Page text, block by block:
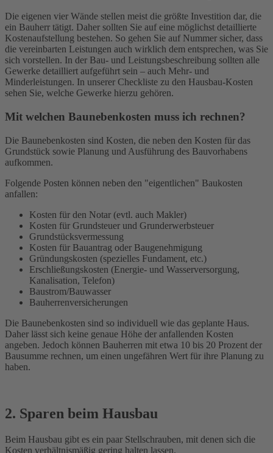
Die eigenen vier Wände stellen meist die größte Investition dar, die
ein Bauherr tätigt. Daher sollten Sie auf eine möglichst detaillierte
Kostenaufstellung bestehen. So gehen Sie auf Nummer sicher, dass
die vereinbarten Leistungen auch wirklich dem entsprechen, was Sie
sich vorstellen. In der Bau- und Leistungsbeschreibung sollten alle
Gewerke detailliert aufgeführt sein – auch Mehr- und
Minderleistungen. In unserer Checkliste zu den Hausbau-Kosten
sehen Sie, welche Gewerke hierzu gehören.
Mit welchen Baunebenkosten muss ich rechnen?
Die Baunebenkosten sind Kosten, die neben den Kosten für das
Grundstück sowie Planung und Ausführung des Bauvorhabens
aufkommen.
Folgende Posten können neben den "eigentlichen" Baukosten
anfallen:
Kosten für den Notar (evtl. auch Makler)
Kosten für Grundsteuer und Grunderwerbsteuer
Grundstücksvermessung
Kosten für Bauantrag oder Baugenehmigung
Gründungskosten (spezielles Fundament, etc.)
Erschließungskosten (Energie- und Wasserversorgung,
Kanalisation, Telefon)
Baustrom/Bauwasser
Bauherrenversicherungen
Die Baunebenkosten sind so individuell wie das geplante Haus.
Daher lässt sich keine genaue Höhe der anfallenden Kosten
angeben. Jedoch können Bauherren mit etwa 10 bis 20 Prozent der
Bausumme rechnen, um einen ungefähren Wert für ihre Planung zu
haben.
2. Sparen beim Hausbau
Beim Hausbau gibt es ein paar Stellschrauben, mit denen sich die
Kosten verhältnismäßig gering halten lassen.